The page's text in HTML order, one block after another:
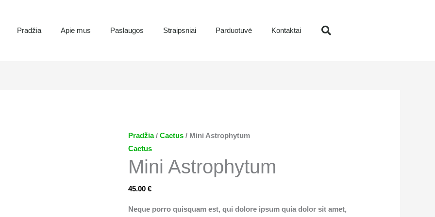
Pradžia Apie mus Paslaugos Straipsniai Parduotuvė Kontaktai
Pradžia/ Cactus / Mini Astrophytum
Cactus
Mini Astrophytum
45.00 €
Neque porro quisquam est, qui dolore ipsum quia dolor sit amet,
Astrophytum